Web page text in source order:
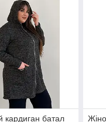
кардиган батал